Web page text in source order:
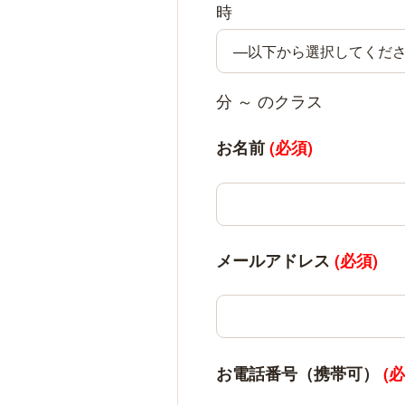
時
分 ～ のクラス
お名前(必須)
メールアドレス (必須)
お電話番号（携帯可） (